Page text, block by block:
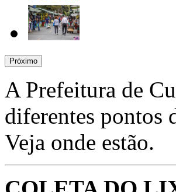
Próximo
A Prefeitura de
diferentes pontos
Veja onde estão.